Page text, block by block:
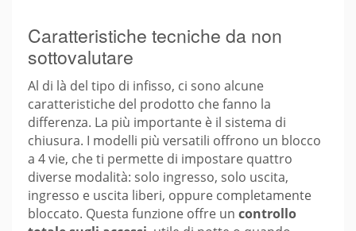
Caratteristiche tecniche da non
sottovalutare
Al di là del tipo di infisso, ci sono alcune
caratteristiche del prodotto che fanno la
differenza. La più importante è il sistema di
chiusura. I modelli più versatili offrono un blocco
a 4 vie, che ti permette di impostare quattro
diverse modalità: solo ingresso, solo uscita,
ingresso e uscita liberi, oppure completamente
bloccato. Questa funzione offre un controllo